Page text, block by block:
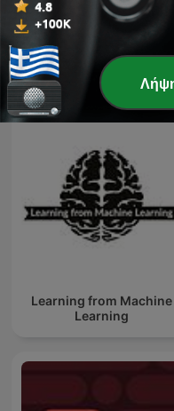
TikTok
Learning from Machine
Learning